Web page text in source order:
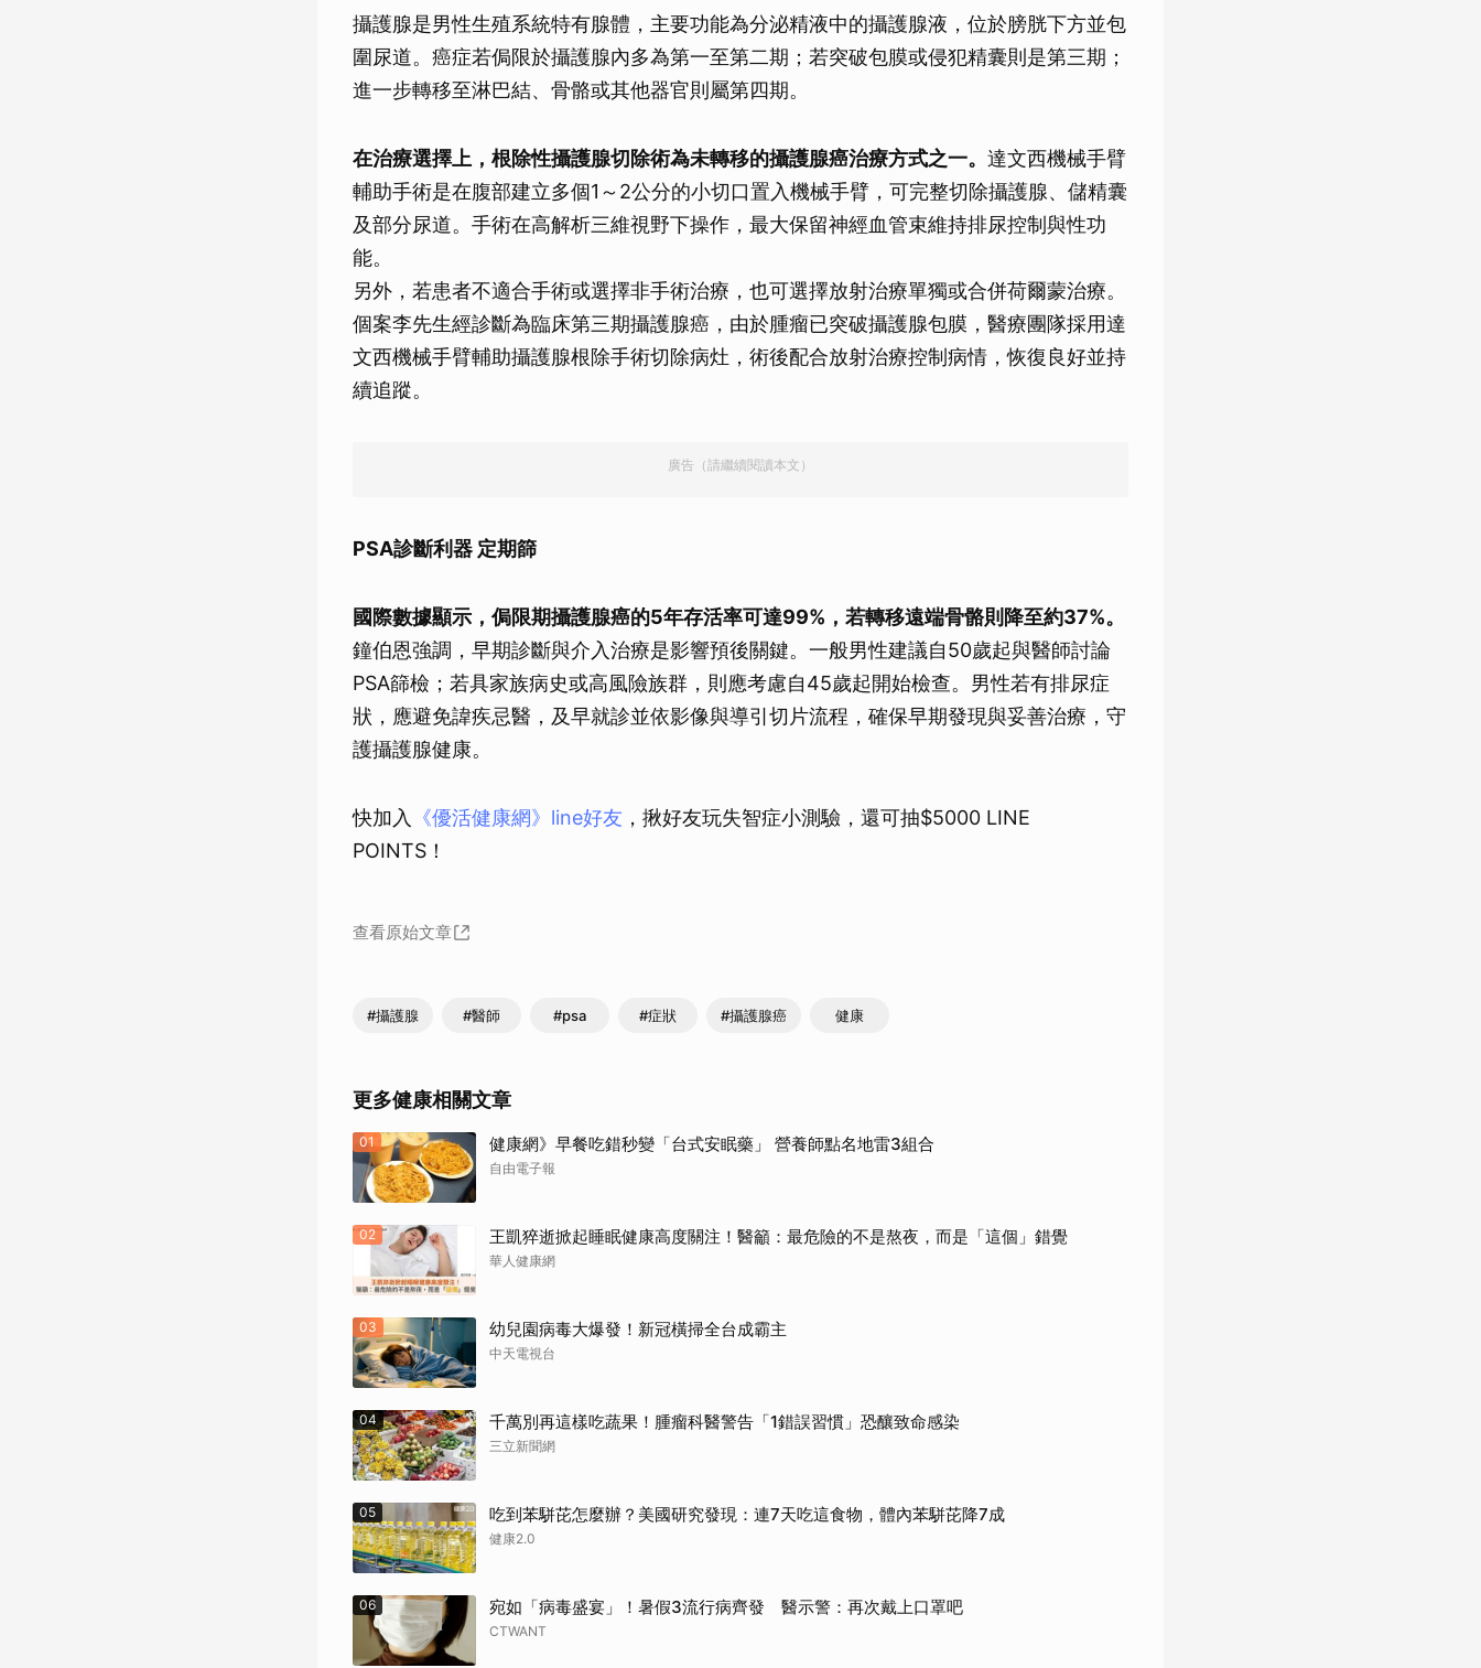
攝護腺是男性生殖系統特有腺體，主要功能為分泌精液中的攝護腺液，位於膀胱下方並包
圍尿道。癌症若侷限於攝護腺內多為第一至第二期；若突破包膜或侵犯精囊則是第三期；
進一步轉移至淋巴結、骨骼或其他器官則屬第四期。
在治療選擇上，根除性攝護腺切除術為未轉移的攝護腺癌治療方式之一。 達文西機械手臂
輔助手術是在腹部建立多個1～2公分的小切口置入機械手臂，可完整切除攝護腺、儲精囊
及部分尿道。手術在高解析三維視野下操作，最大保留神經血管束維持排尿控制與性功
能。
另外，若患者不適合手術或選擇非手術治療，也可選擇放射治療單獨或合併荷爾蒙治療。
個案李先生經診斷為臨床第三期攝護腺癌，由於腫瘤已突破攝護腺包膜，醫療團隊採用達
文西機械手臂輔助攝護腺根除手術切除病灶，術後配合放射治療控制病情，恢復良好並持
續追蹤。
廣告（請繼續閱讀本文）
PSA診斷利器 定期篩
國際數據顯示，侷限期攝護腺癌的5年存活率可達99%，若轉移遠端骨骼則降至約37%。
鐘伯恩強調，早期診斷與介入治療是影響預後關鍵。一般男性建議自50歲起與醫師討論
PSA篩檢；若具家族病史或高風險族群，則應考慮自45歲起開始檢查。男性若有排尿症
狀，應避免諱疾忌醫，及早就診並依影像與導引切片流程，確保早期發現與妥善治療，守
護攝護腺健康。
快加入 《優活健康網》line好友 ，揪好友玩失智症小測驗，還可抽$5000 LINE
POINTS！
查看原始文章
#攝護腺 #醫師 #psa #症狀 #攝護腺癌 健康
更多健康相關文章
01 健康網》早餐吃錯秒變「台式安眠藥」 營養師點名地雷3組合
自由電子報
02 王凱猝逝掀起睡眠健康高度關注！醫籲：最危險的不是熬夜，而是「這個」錯覺
華人健康網
03 幼兒園病毒大爆發！新冠橫掃全台成霸主
中天電視台
04 千萬別再這樣吃蔬果！腫瘤科醫警告「1錯誤習慣」恐釀致命感染
三立新聞網
05 吃到苯駢芘怎麼辦？美國研究發現：連7天吃這食物，體內苯駢芘降7成
健康2.0
06 宛如「病毒盛宴」！暑假3流行病齊發 醫示警：再次戴上口罩吧
CTWANT